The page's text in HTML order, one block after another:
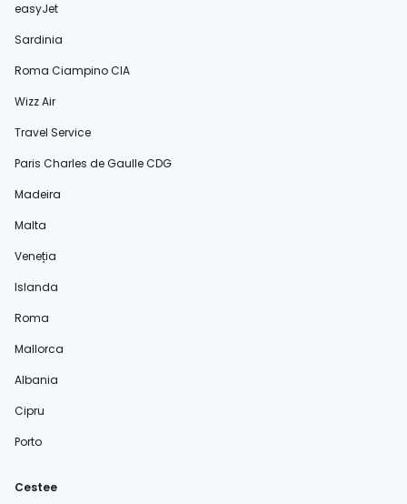
easyJet
Sardinia
Roma Ciampino CIA
Wizz Air
Travel Service
Paris Charles de Gaulle CDG
Madeira
Malta
Veneția
Islanda
Roma
Mallorca
Albania
Cipru
Porto
Cestee